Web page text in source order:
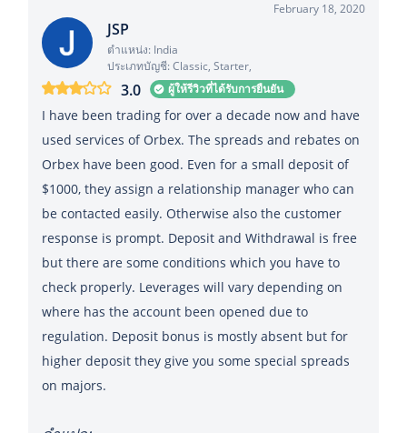
February 18, 2020
JSP
ตำแหน่ง: India
ประเภทบัญชี: Classic, Starter,
3.0 ผู้ให้รีวิวที่ได้รับการยืนยัน
I have been trading for over a decade now and have
used services of Orbex. The spreads and rebates on
Orbex have been good. Even for a small deposit of
$1000, they assign a relationship manager who can
be contacted easily. Otherwise also the customer
response is prompt. Deposit and Withdrawal is free
but there are some conditions which you have to
check properly. Leverages will vary depending on
where has the account been opened due to
regulation. Deposit bonus is mostly absent but for
higher deposit they give you some special spreads
on majors.